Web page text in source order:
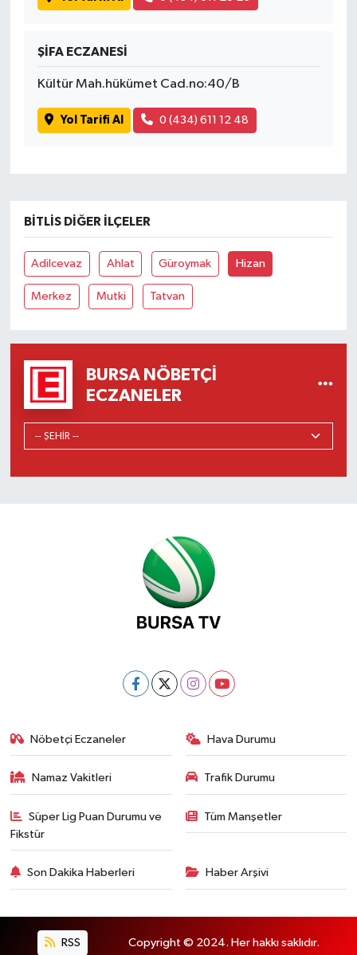
ŞİFA ECZANESİ
Kültür Mah.hükümet Cad.no:40/B
Yol Tarifi Al 0 (434) 611 12 48
BITLIS DIĞER İLÇELER
Adilcevaz Ahlat Güroymak Hizan
Merkez Mutki Tatvan
BURSA NÖBETÇI
ECZANELER
Nöbetçi Eczaneler Hava Durumu
Namaz Vakitleri Trafik Durumu
Süper Lig Puan Durumu ve
Fikstür
Tüm Manşetler
Son Dakika Haberleri Haber Arşivi
RSS Copyright © 2024. Her hakkı saklıdır.